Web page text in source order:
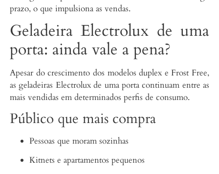
prazo, o que impulsiona as vendas.
Geladeira Electrolux de uma
porta: ainda vale a pena?
Apesar do crescimento dos modelos duplex e Frost Free,
as geladeiras Electrolux de uma porta continuam entre as
mais vendidas em determinados perfis de consumo.
Público que mais compra
Pessoas que moram sozinhas
Kitnets e apartamentos pequenos